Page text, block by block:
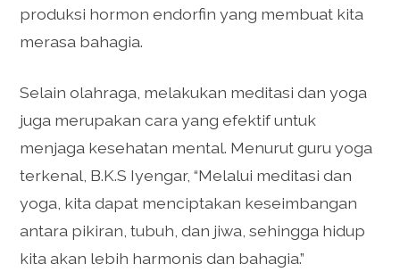
produksi hormon endorfin yang membuat kita
merasa bahagia.
Selain olahraga, melakukan meditasi dan yoga
juga merupakan cara yang efektif untuk
menjaga kesehatan mental. Menurut guru yoga
terkenal, B.K.S Iyengar, “Melalui meditasi dan
yoga, kita dapat menciptakan keseimbangan
antara pikiran, tubuh, dan jiwa, sehingga hidup
kita akan lebih harmonis dan bahagia.”